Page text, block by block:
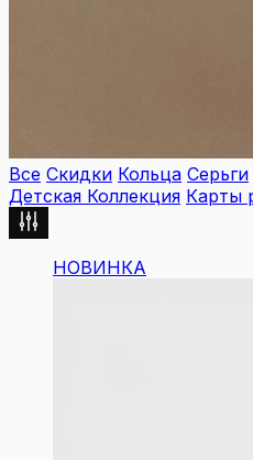
Все Скидки Кольца Серьги
Детская Коллекция Карты
НОВИНКА